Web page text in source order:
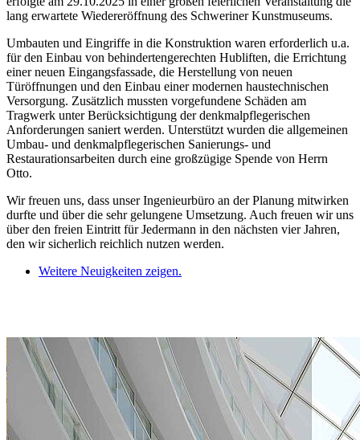
lang erwartete Wiedereröffnung des Schweriner Kunstmuseums.
Umbauten und Eingriffe in die Konstruktion waren erforderlich u.a.
für den Einbau von behindertengerechten Hubliften, die Errichtung
einer neuen Eingangsfassade, die Herstellung von neuen
Türöffnungen und den Einbau einer modernen haustechnischen
Versorgung. Zusätzlich mussten vorgefundene Schäden am
Tragwerk unter Berücksichtigung der denkmalpflegerischen
Anforderungen saniert werden. Unterstützt wurden die allgemeinen
Umbau- und denkmalpflegerischen Sanierungs- und
Restaurationsarbeiten durch eine großzügige Spende von Herrn
Otto.
Wir freuen uns, dass unser Ingenieurbüro an der Planung mitwirken
durfte und über die sehr gelungene Umsetzung. Auch freuen wir uns
über den freien Eintritt für Jedermann in den nächsten vier Jahren,
den wir sicherlich reichlich nutzen werden.
Weitere Neuigkeiten zeigen.